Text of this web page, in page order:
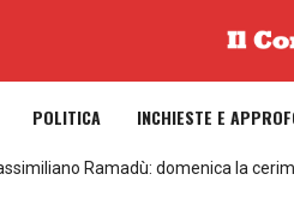
POLITICA INCHIESTE E
Ramadù: domenica la